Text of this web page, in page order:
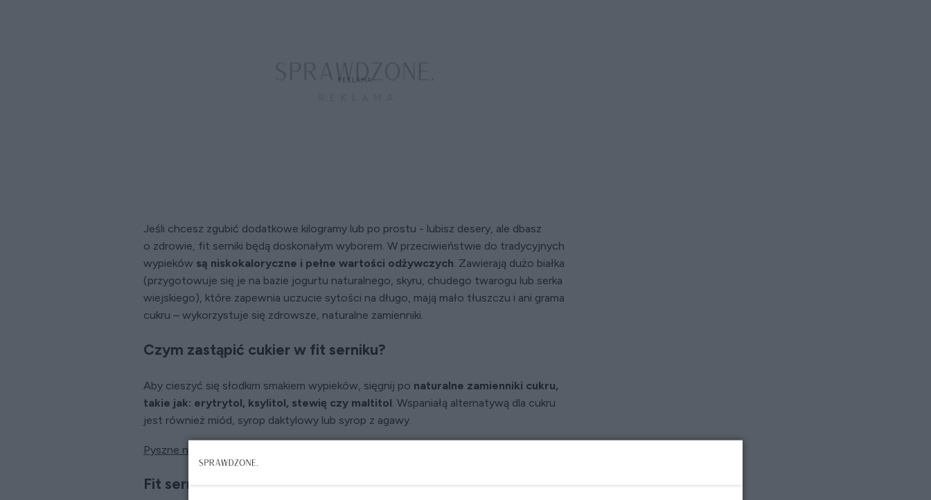
Jeśli chcesz zgubić dodatkowe kilogramy lub po prostu - lubisz desery, ale dbasz
o zdrowie, fit serniki będą doskonałym wyborem. W przeciwieństwie do tradycyjnych
wypieków są niskokaloryczne i pełne wartości odżywczych. Zawierają dużo białka
(przygotowuje się je na bazie jogurtu naturalnego, skyru, chudego twarogu lub serka
wiejskiego), które zapewnia uczucie sytości na długo, mają mało tłuszczu i ani grama
cukru – wykorzystuje się zdrowsze, naturalne zamienniki.
Czym zastąpić cukier w fit serniku?
Aby cieszyć się słodkim smakiem wypieków, sięgnij po naturalne zamienniki cukru,
takie jak: erytrytol, ksylitol, stewię czy maltitol . Wspaniałą alternatywą dla cukru
jest również miód, syrop daktylowy lub syrop z agawy.
Pyszne niskokaloryczne desery. Możesz je jeść nawet na diecie! Łatwe przepisy
Fit sernik z chudego twarogu i jogurtu naturalnego